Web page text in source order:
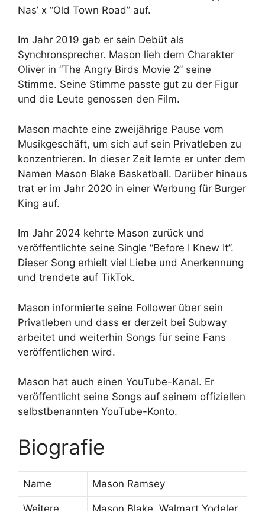
Nas’ x “Old Town Road” auf.
Im Jahr 2019 gab er sein Debüt als
Synchronsprecher. Mason lieh dem Charakter
Oliver in “The Angry Birds Movie 2” seine
Stimme. Seine Stimme passte gut zu der Figur
und die Leute genossen den Film.
Mason machte eine zweijährige Pause vom
Musikgeschäft, um sich auf sein Privatleben zu
konzentrieren. In dieser Zeit lernte er unter dem
Namen Mason Blake Basketball. Darüber hinaus
trat er im Jahr 2020 in einer Werbung für Burger
King auf.
Im Jahr 2024 kehrte Mason zurück und
veröffentlichte seine Single “Before I Knew It”.
Dieser Song erhielt viel Liebe und Anerkennung
und trendete auf TikTok.
Mason informierte seine Follower über sein
Privatleben und dass er derzeit bei Subway
arbeitet und weiterhin Songs für seine Fans
veröffentlichen wird.
Mason hat auch einen YouTube-Kanal. Er
veröffentlicht seine Songs auf seinem offiziellen
selbstbenannten YouTube-Konto.
Biografie
Name Mason Ramsey
Weitere Mason Blake, Walmart Yodeler,